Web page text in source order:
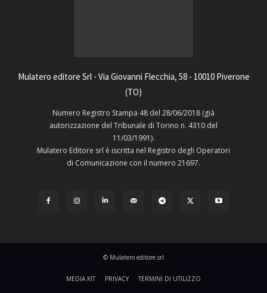
Mulatero editore Srl - Via Giovanni Flecchia, 58 - 10010 Piverone
(TO)
Numero Registro Stampa 48 del 28/06/2018 (già
autorizzazione del Tribunale di Torino n. 4310 del
11/03/1991).
Mulatero Editore srl è iscritta nel Registro degli Operatori
di Comunicazione con il numero 21697.
© Mulatero editore srl
MEDIA KIT PRIVACY TERMINI DI UTILIZZO